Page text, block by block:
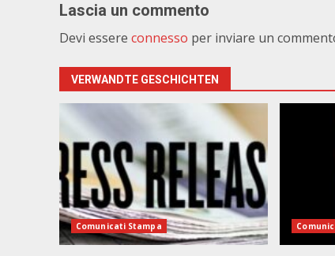
Lascia un commento
Devi essere connesso per inviare un
VERWANDTE GESCHICHTEN
Comunicati Stampa